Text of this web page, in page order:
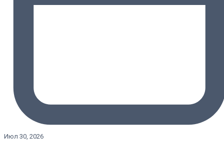
Июл 30, 2026